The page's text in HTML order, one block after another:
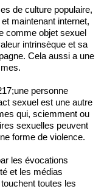
de culture populaire,
maintenant internet,
comme objet sexuel
intrinsèque et sa
Cela aussi a une
personne
sexuel est une autre
qui, sciemment ou
sexuelles peuvent
forme de violence.
les évocations
et les médias
toutes les